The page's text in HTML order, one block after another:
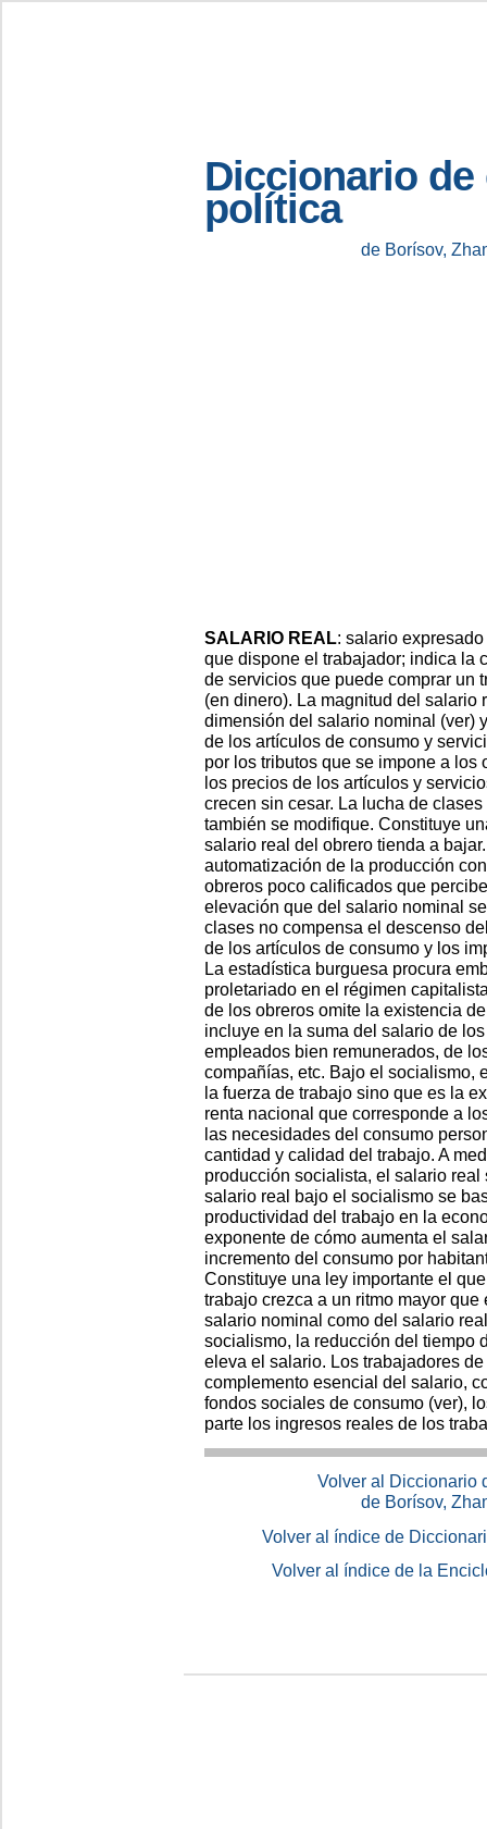
Diccionario de
política
de Borísov,
SALARIO REAL: salario
que dispone el trabajador; indica la
de servicios que puede comprar un
(en dinero). La magnitud del salario
dimensión del salario nominal (ver)
de los artículos de consumo y
por los tributos que se impone a
los precios de los artículos y
crecen sin cesar. La lucha de
también se modifique. Constituye
salario real del obrero tienda a
automatización de la producción
obreros poco calificados que
elevación que del salario nominal
clases no compensa el descenso
de los artículos de consumo y los
La estadística burguesa procura
proletariado en el régimen
de los obreros omite la existencia
incluye en la suma del salario de
empleados bien remunerados, de
compañías, etc. Bajo el socialismo,
la fuerza de trabajo sino que es la
renta nacional que corresponde a
las necesidades del consumo
cantidad y calidad del trabajo. A
producción socialista, el salario
salario real bajo el socialismo se
productividad del trabajo en la
exponente de cómo aumenta el
incremento del consumo por
Constituye una ley importante el
trabajo crezca a un ritmo mayor
salario nominal como del salario
socialismo, la reducción del tiempo
eleva el salario. Los trabajadores
complemento esencial del salario,
fondos sociales de consumo (ver),
parte los ingresos reales de los
Volver al Diccionario
de Borísov,
Volver al índice de
Volver al índice de la